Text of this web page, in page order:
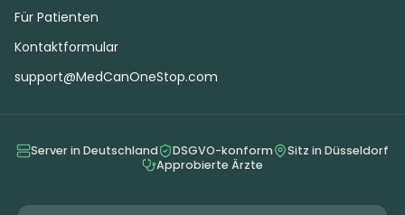
Für Patienten
Kontaktformular
support@MedCanOneStop.com
Server in Deutschland DSGVO-konform
Sitz in Düsseldorf
Approbierte Ärzte